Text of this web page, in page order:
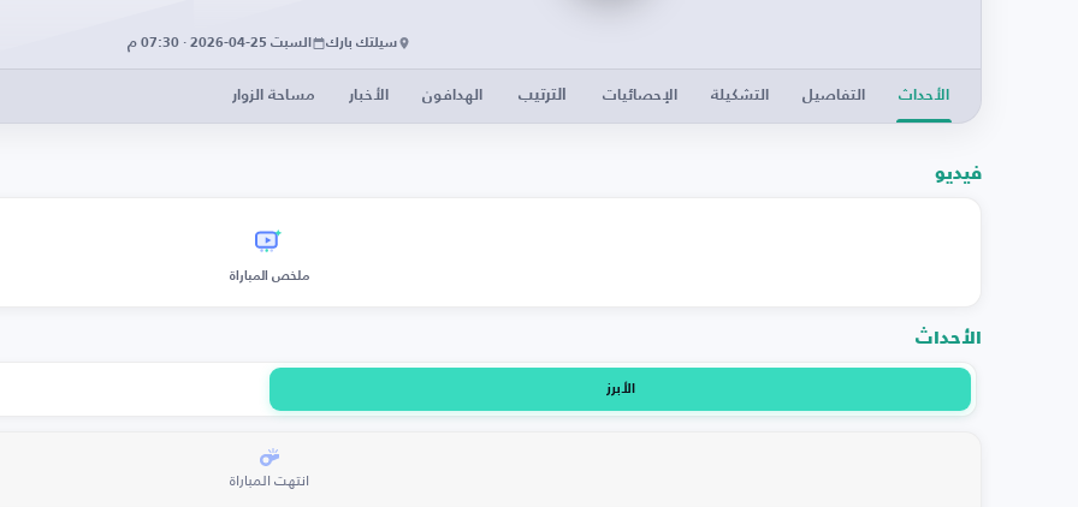
سيلتك بارك السبت 25-04-2026 · 07:30 م
الأحداث التفاصيل التشكيلة الإحصائيات الترتيب الهدافون الأخبار مساحة الزوار
فيديو
ملخص المباراة
الأحداث
الأبرز
انتهت المباراة